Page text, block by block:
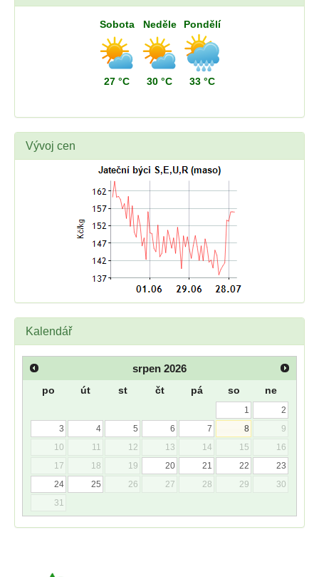
Sobota
27 °C
Neděle
30 °C
Pondělí
33 °C
Vývoj cen
Kalendář
srpen 2026
po út st čt pá so ne
1
2
3
4 5 6 7 8
9
10
11 12 13 14 15
16
17
18 19 20 21 22
23
24
25 26 27 28 29
30
31